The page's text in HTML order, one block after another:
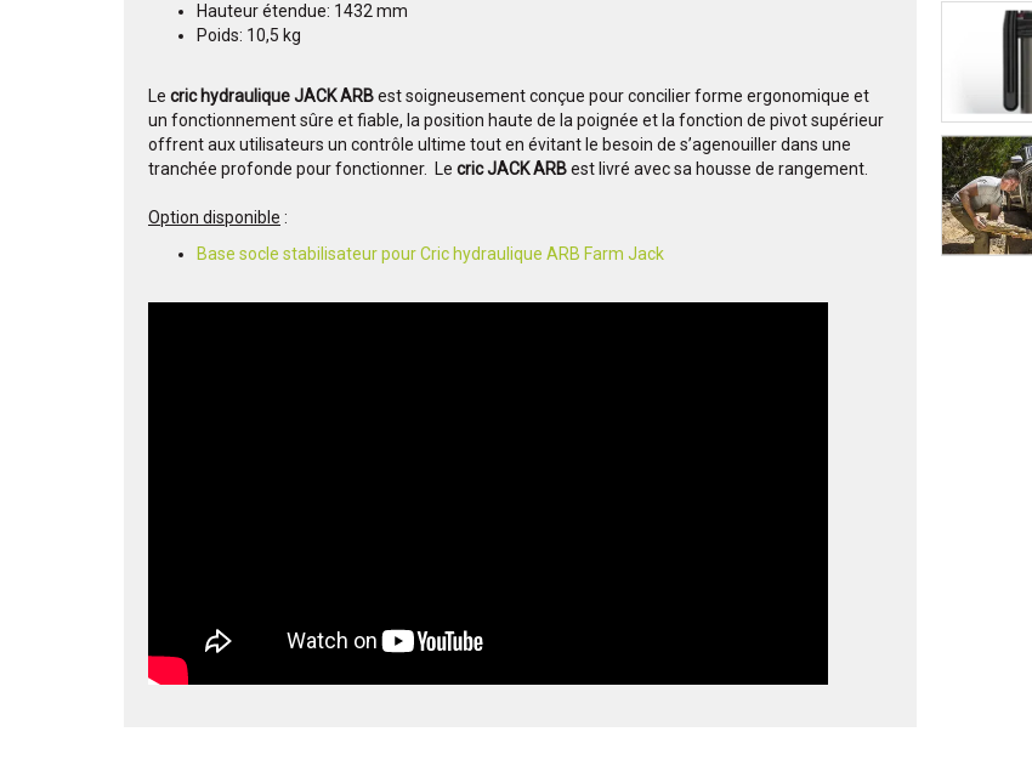
Hauteur étendue: 1432 mm
Poids: 10,5 kg
Le cric hydraulique JACK ARBest soigneusement conçue pour concilier forme ergonomique et
un fonctionnement sûre et fiable, la position haute de la poignée et la fonction de pivot supérieur
offrent aux utilisateurs un contrôle ultime tout en évitant le besoin de s’agenouiller dans une
tranchée profonde pour fonctionner. Le cric JACK ARBest livré avec sa housse de rangement.
Option disponible :
Base socle stabilisateur pour Cric hydraulique ARB Farm Jack